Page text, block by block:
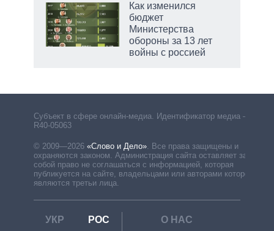
Как изменился
бюджет
Министерства
обороны за 13 лет
войны с россией
Субъект в сфере онлайн-медиа. Идентификатор медиа –
R40-05063
© 2009—2026 «Слово и Дело». Все права защищены и
охраняются законом. Администрация сайта оставляет за
собой право не соглашаться с информацией, которая
публикуется на сайте, владельцами или авторами которой
являются третьи лица.
УКР РОС
О НАС